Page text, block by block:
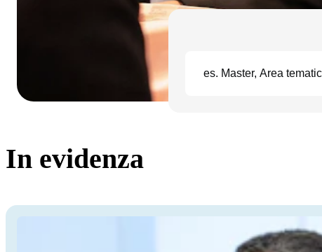
In evidenza